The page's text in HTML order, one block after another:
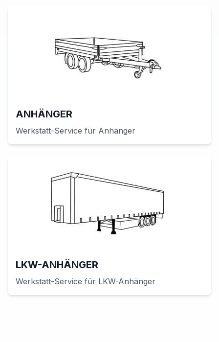
ANHÄNGER
Werkstatt-Service für Anhänger
LKW-ANHÄNGER
Werkstatt-Service für LKW-Anhänger